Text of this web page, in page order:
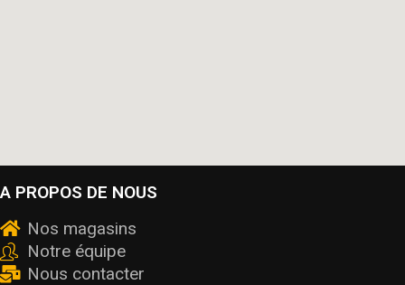
A PROPOS DE NOUS
Nos magasins
Notre équipe
Nous contacter